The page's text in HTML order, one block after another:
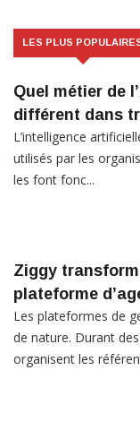
LES PLUS
Quel métier de
différent dans
L’intelligence
utilisés par les
les font fonc...
Ziggy
plateforme
Les plateformes de
de nature. Durant
organisent les